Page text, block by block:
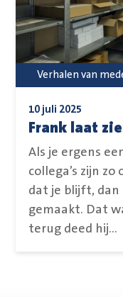
Frank laat
10 juli 2025
Als je ergens
collega’s zijn
dat je blijft, dan
gemaakt. Dat
terug deed hij...
Verhalen van